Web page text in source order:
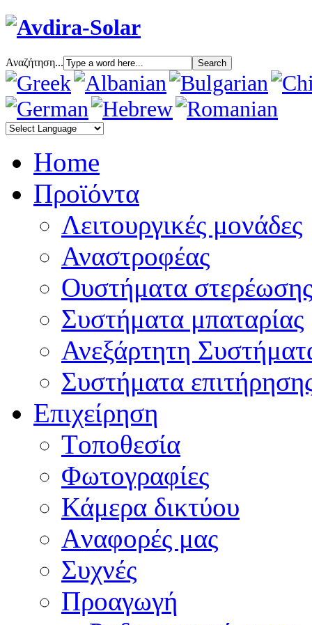
Αναζήτηση...
Home
Προϊόντα
Λειτουργικές μονάδες
Αναστροφέας
Oυστήματα στερέωσης
Συστήματα μπαταρίας
Ανεξάρτητη
Συστήματα
Επιχείρηση
Tοποθεσία
Φωτογραφίες
Κάμερα δικτύου
Aναφορές μας
Συχνές
Προαγωγή